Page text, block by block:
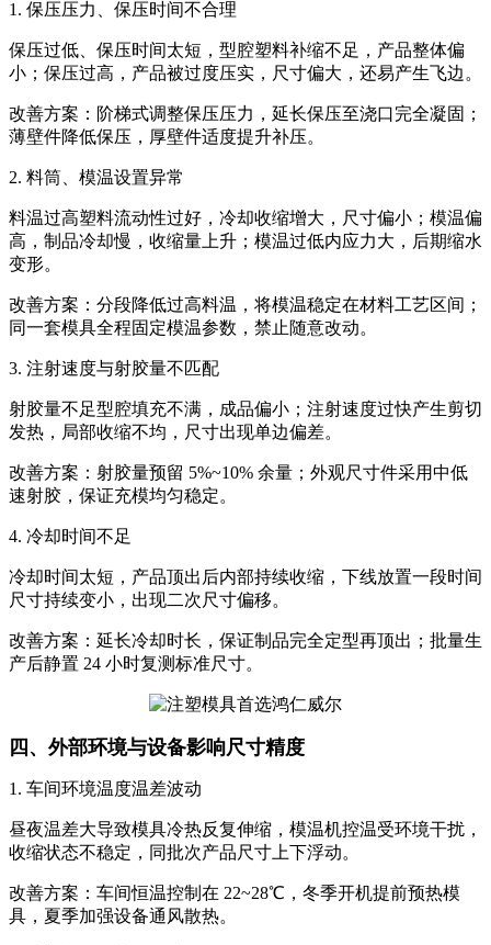
1. 保压压力、保压时间不合理
保压过低、保压时间太短，型腔塑料补缩不足，产品整体偏
小；保压过高，产品被过度压实，尺寸偏大，还易产生飞边。
改善方案：阶梯式调整保压压力，延长保压至浇口完全凝固；
薄壁件降低保压，厚壁件适度提升补压。
2. 料筒、模温设置异常
料温过高塑料流动性过好，冷却收缩增大，尺寸偏小；模温偏
高，制品冷却慢，收缩量上升；模温过低内应力大，后期缩水
变形。
改善方案：分段降低过高料温，将模温稳定在材料工艺区间；
同一套模具全程固定模温参数，禁止随意改动。
3. 注射速度与射胶量不匹配
射胶量不足型腔填充不满，成品偏小；注射速度过快产生剪切
发热，局部收缩不均，尺寸出现单边偏差。
改善方案：射胶量预留 5%~10% 余量；外观尺寸件采用中低
速射胶，保证充模均匀稳定。
4. 冷却时间不足
冷却时间太短，产品顶出后内部持续收缩，下线放置一段时间
尺寸持续变小，出现二次尺寸偏移。
改善方案：延长冷却时长，保证制品完全定型再顶出；批量生
产后静置 24 小时复测标准尺寸。
四、外部环境与设备影响尺寸精度
1. 车间环境温度温差波动
昼夜温差大导致模具冷热反复伸缩，模温机控温受环境干扰，
收缩状态不稳定，同批次产品尺寸上下浮动。
改善方案：车间恒温控制在 22~28℃，冬季开机提前预热模
具，夏季加强设备通风散热。